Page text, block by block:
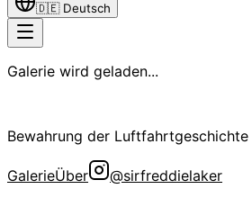
🇩🇪 Deutsch
Galerie wird geladen...
Bewahrung der Luftfahrtgeschichte
GalerieÜber @sirfreddielaker